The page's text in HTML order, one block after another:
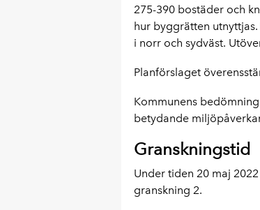
275-390 bostäder och
hur byggrätten
i norr och sydväst.
Planförslaget
Kommunens
betydande
Granskningstid
Under tiden 20 maj
granskning 2.